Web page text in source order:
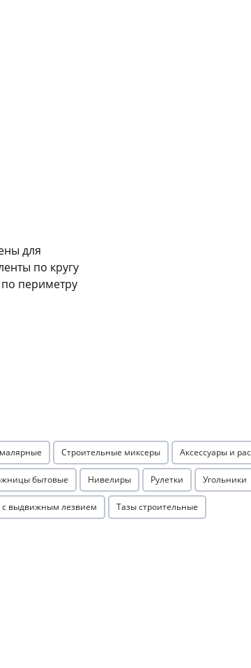
для
по кругу
периметру
Строительные миксеры Аксессуары и
бытовые Нивелиры Рулетки Угольники
выдвижным лезвием Тазы строительные
выбранный способом
25
раз в 2